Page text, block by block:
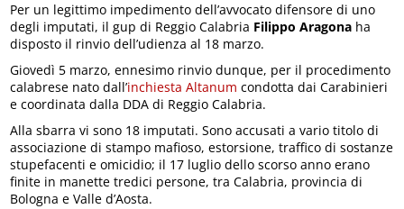
Per un legittimo impedimento dell’avvocato difensore di uno
degli imputati, il gup di Reggio Calabria Filippo Aragona ha
disposto il rinvio dell’udienza al 18 marzo.
Giovedì 5 marzo, ennesimo rinvio dunque, per il procedimento
calabrese nato dall’inchiesta Altanum condotta dai Carabinieri
e coordinata dalla DDA di Reggio Calabria.
Alla sbarra vi sono 18 imputati. Sono accusati a vario titolo di
associazione di stampo mafioso, estorsione, traffico di sostanze
stupefacenti e omicidio; il 17 luglio dello scorso anno erano
finite in manette tredici persone, tra Calabria, provincia di
Bologna e Valle d’Aosta.